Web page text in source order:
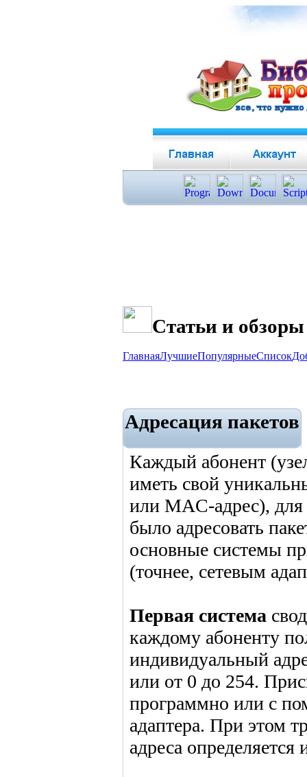
Статьи и обзоры
ГлавнаяЛучшиеПопулярныеСписок
Адресация пакетов
Каждый абонент
иметь свой
или MAC-адрес),
было адресовать
основные системы
(точнее, сетевым
Первая система
каждому абоненту
индивидуальный
или от 0 до 254.
программно или с
адаптера. При этом
адреса определяется